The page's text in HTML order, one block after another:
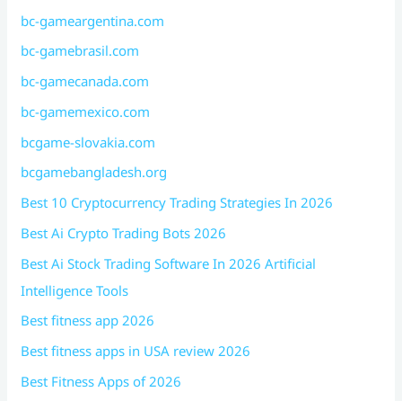
bc-gameargentina.com
bc-gamebrasil.com
bc-gamecanada.com
bc-gamemexico.com
bcgame-slovakia.com
bcgamebangladesh.org
Best 10 Cryptocurrency Trading Strategies In 2026
Best Ai Crypto Trading Bots 2026
Best Ai Stock Trading Software In 2026 Artificial
Intelligence Tools
Best fitness app 2026
Best fitness apps in USA review 2026
Best Fitness Apps of 2026